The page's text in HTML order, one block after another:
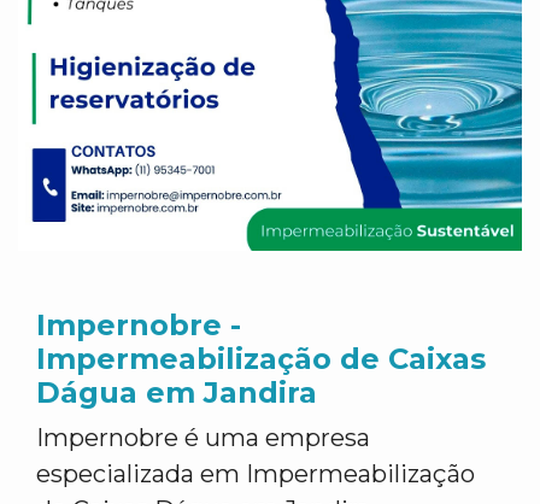
Impernobre -
Impermeabilização de Caixas
Dágua em Jandira
Impernobre é uma empresa
especializada em Impermeabilização